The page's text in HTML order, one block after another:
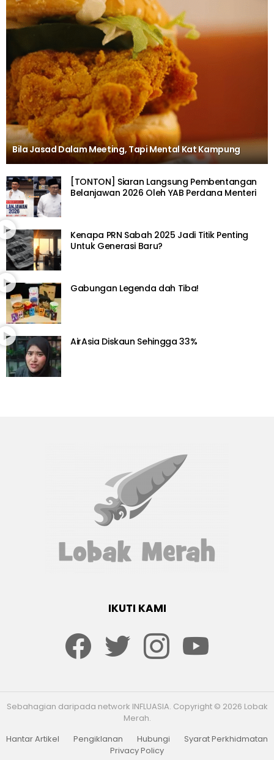
Bila Jasad Dalam Meeting, Tapi Mental Kat Kampung
[TONTON] Siaran Langsung Pembentangan
Belanjawan 2026 Oleh YAB Perdana Menteri
Kenapa PRN Sabah 2025 Jadi Titik Penting
Untuk Generasi Baru?
Gabungan Legenda dah Tiba!
AirAsia Diskaun Sehingga 33%
IKUTI KAMI
Sebahagian daripada network INFLUASIA. Copyright © 2026 Lobak
Merah.
Hantar Artikel
Pengiklanan Hubungi
Syarat Perkhidmatan
Privacy Policy